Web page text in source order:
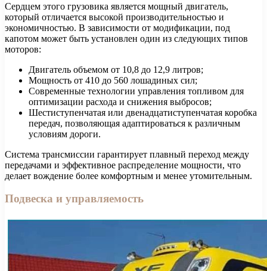
Сердцем этого грузовика является мощный двигатель,
который отличается высокой производительностью и
экономичностью. В зависимости от модификации, под
капотом может быть установлен один из следующих типов
моторов:
Двигатель объемом от 10,8 до 12,9 литров;
Мощность от 410 до 560 лошадиных сил;
Современные технологии управления топливом для
оптимизации расхода и снижения выбросов;
Шестиступенчатая или двенадцатиступенчатая коробка
передач, позволяющая адаптироваться к различным
условиям дороги.
Система трансмиссии гарантирует плавный переход между
передачами и эффективное распределение мощности, что
делает вождение более комфортным и менее утомительным.
Подвеска и управляемость